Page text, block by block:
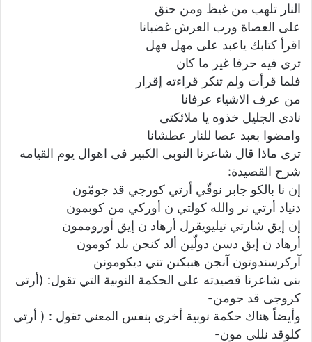
النار تلهب من غيظ ومن حنق
على العصاة ورب العرش غضبانا
اقرأ كتابك ياعبد على مهل فهل
تري فيه حرفا غير ما كان
فلما قرأت ولم تنكر قراءته إقرار
من عرف الاشياء عرفانا
نادى الجليل خذوه يا ملائكتى
وامضوا بعبد عصا للنار عطشانا
ترى ماذا قال شاعرنا النوبى الكبير فى اهوال يوم القيامه
شرح القصيدة:
إن نا بالكو جابر نوقّي أرتي كورجي قد جومّون
دنياد أرتي نر والله كولتي ن أوركي من كوبمون
إن إيق شارتي تيليويقرل أرهاد ن إيق أوروممون
أرهاد ن إيق دسن دولّين ألد كنجن بلد كومون
آركرسندوتون آنجن هببكنن تني ديكومونن
بنى شاعرنا قصيدته على الحكمة النوبية التي تقول: (أرتى
كروجى قد جومن-
وأيضاً هناك حكمة نوبية أخرى بنفس المعنى تقول : ( أرتى
كلوقد نللى مون-